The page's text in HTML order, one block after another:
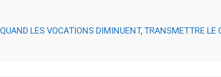
QUAND LES VOCATIONS DIMINUENT, TRANSMETTRE LE